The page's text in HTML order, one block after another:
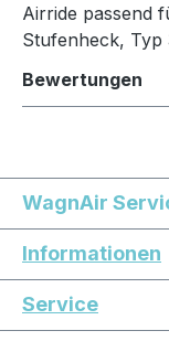
Airride passend
Stufenheck, Typ
Bewertungen
WagnAir
Informationen
Service